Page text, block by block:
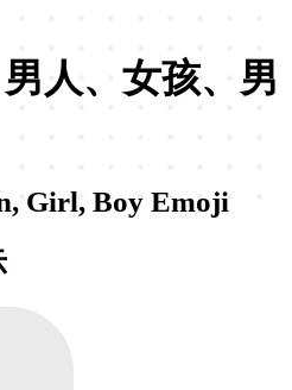
人、女孩、男
Girl, Boy Emoji